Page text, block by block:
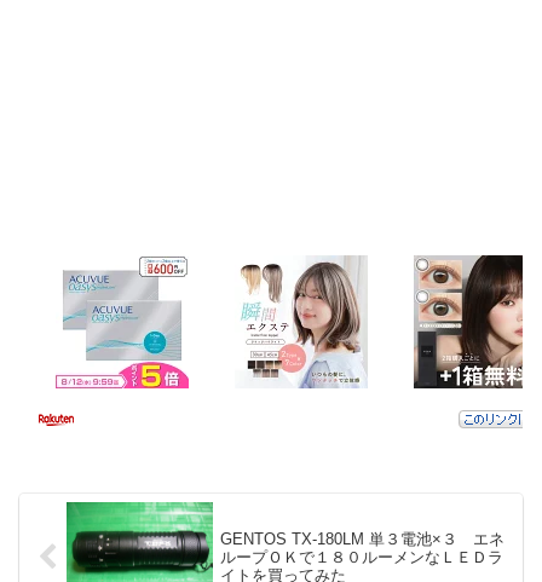
GENTOS TX-180LM 単３電池×３ エネ
ループＯＫで１８０ルーメンなＬＥＤラ
イトを買ってみた